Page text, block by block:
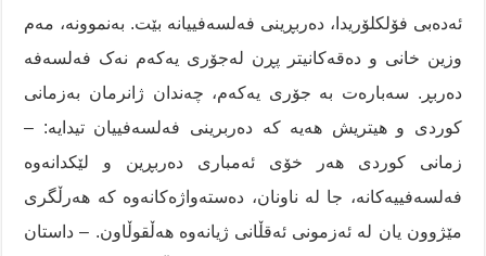
ئەدەبی فۆلکلۆریدا، دەربڕینی فەلسەفییانە بێت. بەنموونە، مەم
وزین خانی و دەقەکانیتر پڕن لەجۆری یەکەم نەک فەلسەفە
دەربڕ. سەبارەت بە جۆری یەکەم، چەندان ژانرمان بەزمانی
کوردی و هیتریش هەیە کە دەربرینی فەلسەفییان تیدایە: –
زمانی کوردی هەر خۆی ئەمباری دەربڕین و لێکدانەوە
فەلسەفییەکانە، جا لە ناونان، دەستەواژەکانەوە کە هەرڵگری
مێژوون یان لە ئەزمونی ئەقڵانی ژیانەوە هەڵقوڵاون. – داستان